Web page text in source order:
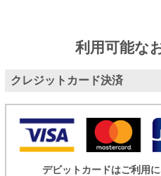
利用可能な
クレジットカード決済
デビットカードはご利用に